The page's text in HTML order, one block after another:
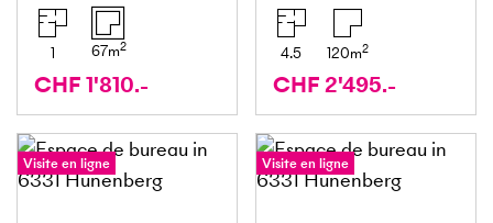
1 67m2
CHF 1'810.-
4.5 120m2
CHF 2'495.-
Visite en ligne Visite en ligne